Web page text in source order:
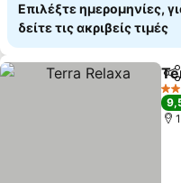
Επιλέξτε ημερομηνίες,
δείτε τις ακριβείς τιμές
3